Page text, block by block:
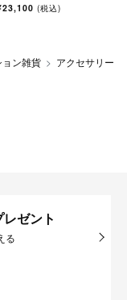
(税込)
ン雑貨
アクセサリー
ゼント
る